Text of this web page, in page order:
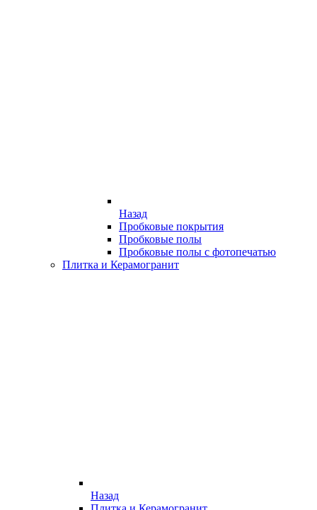
Назад
Пробковые покрытия
Пробковые полы
Пробковые полы с фотопечатью
Плитка и Керамогранит
Назад